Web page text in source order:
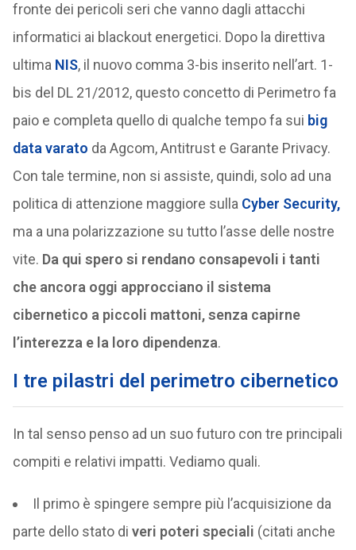
fronte dei pericoli seri che vanno dagli attacchi
informatici ai blackout energetici. Dopo la direttiva
ultima NIS, il nuovo comma 3-bis inserito nell’art. 1-
bis del DL 21/2012, questo concetto di Perimetro fa
paio e completa quello di qualche tempo fa sui big
data varato da Agcom, Antitrust e Garante Privacy.
Con tale termine, non si assiste, quindi, solo ad una
politica di attenzione maggiore sulla Cyber Security,
ma a una polarizzazione su tutto l’asse delle nostre
vite. Da qui spero si rendano consapevoli i tanti
che ancora oggi approcciano il sistema
cibernetico a piccoli mattoni, senza capirne
l’interezza e la loro dipendenza.
I tre pilastri del perimetro cibernetico
In tal senso penso ad un suo futuro con tre principali
compiti e relativi impatti. Vediamo quali.
Il primo è spingere sempre più l’acquisizione da
parte dello stato di veri poteri speciali (citati anche